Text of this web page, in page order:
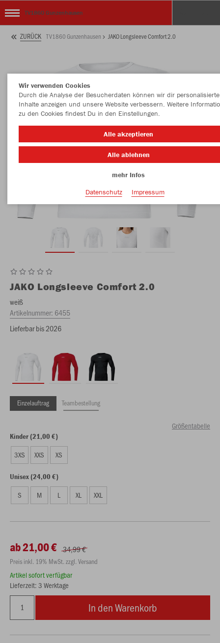
TV1860 Gunzenhausen
ZURÜCK TV1860 Gunzenhausen JAKO Longsleeve Comfort 2.0
JAKO Longsleeve Comfort 2.0
weiß
Artikelnummer: 6455
Lieferbar bis 2026
Einzelauftrag Teambestellung
Größentabelle
Kinder (21,00 €)
3XS XXS XS
Unisex (24,00 €)
S M L XL XXL
ab 21,00 € 34,99 €
Preis inkl. 19% MwSt. zzgl. Versand
Artikel sofort verfügbar
Lieferzeit: 3 Werktage
In den Warenkorb
Wir verwenden Cookies
Durch die Analyse der Besucherdaten können wir dir personalisierte
Inhalte anzeigen und unsere Website verbessern. Weitere
zu den Cookies findest Du in den Einstellungen.
Alle akzeptieren
Alle ablehnen
mehr Infos
Datenschutz
Impressum